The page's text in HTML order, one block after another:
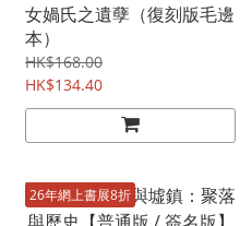
女媧氏之遺孽（復刻版毛邊
本）
HK$168.00
HK$134.40
26年網上書展8折